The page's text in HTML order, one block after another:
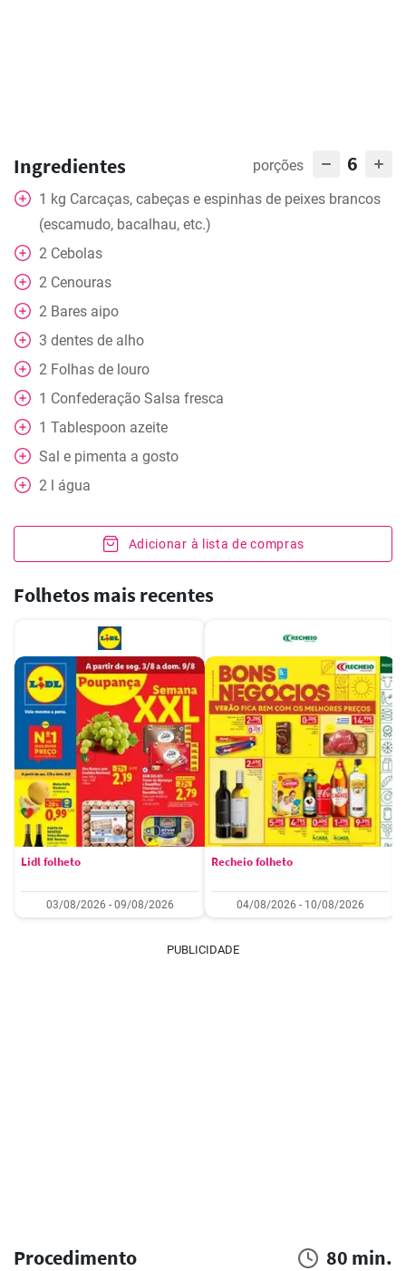
Ingredientes porções 6
1 kg Carcaças, cabeças e espinhas de peixes brancos
(escamudo, bacalhau, etc.)
2 Cebolas
2 Cenouras
2 Bares aipo
3 dentes de alho
2 Folhas de louro
1 Confederação Salsa fresca
1 Tablespoon azeite
Sal e pimenta a gosto
2 l água
Adicionar à lista de compras
Folhetos mais recentes
Lidl folheto
03/08/2026 - 09/08/2026
Recheio folheto
04/08/2026 - 10/08/2026
PUBLICIDADE
Procedimento 80 min.